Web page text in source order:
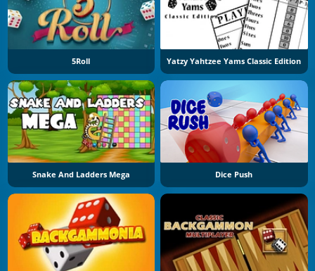
5Roll Yatzy Yahtzee Yams Classic Edition
Snake And Ladders Mega Dice Push